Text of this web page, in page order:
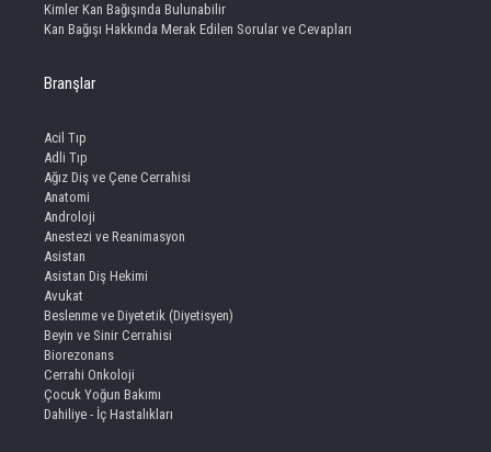
Kimler Kan Bağışında Bulunabilir
Kan Bağışı Hakkında Merak Edilen Sorular ve Cevapları
Branşlar
Acil Tıp
Adli Tıp
Ağız Diş ve Çene Cerrahisi
Anatomi
Androloji
Anestezi ve Reanimasyon
Asistan
Asistan Diş Hekimi
Avukat
Beslenme ve Diyetetik (Diyetisyen)
Beyin ve Sinir Cerrahisi
Biorezonans
Cerrahi Onkoloji
Çocuk Yoğun Bakımı
Dahiliye - İç Hastalıkları